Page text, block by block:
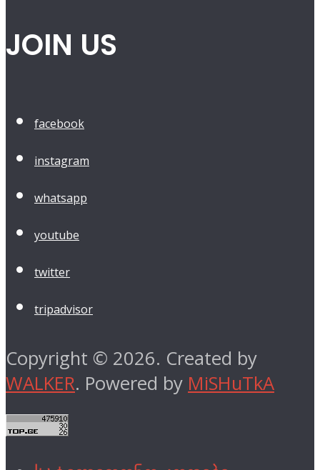
JOIN US
facebook
instagram
whatsapp
youtube
twitter
tripadvisor
Copyright © 2026. Created by
WALKER. Powered by MiSHuTkA